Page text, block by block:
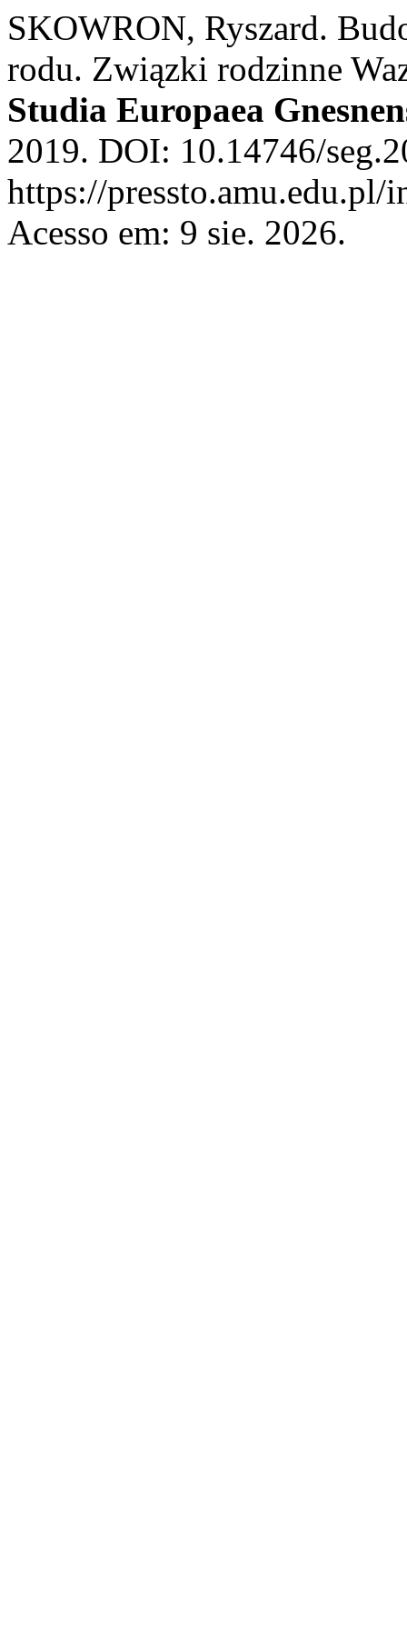
SKOWRON, Ryszard.
rodu. Związki rodzinne
Studia Europaea
2019. DOI: 10.14746/
https://
Acesso em: 9 sie. 2026.